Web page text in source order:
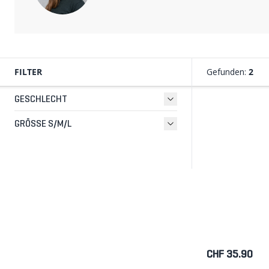
FILTER
GESCHLECHT
GRÖSSE S/M/L
Gefunden: 2
CHF 35.90